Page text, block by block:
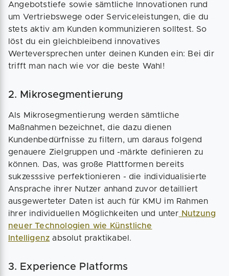
Angebotstiefe sowie sämtliche Innovationen rund
um Vertriebswege oder Serviceleistungen, die du
stets aktiv am Kunden kommunizieren solltest. So
löst du ein gleichbleibend innovatives
Werteversprechen unter deinen Kunden ein: Bei dir
trifft man nach wie vor die beste Wahl!
2. Mikrosegmentierung
Als Mikrosegmentierung werden sämtliche
Maßnahmen bezeichnet, die dazu dienen
Kundenbedürfnisse zu filtern, um daraus folgend
genauere Zielgruppen und -märkte definieren zu
können. Das, was große Plattformen bereits
sukzesssive perfektionieren - die individualisierte
Ansprache ihrer Nutzer anhand zuvor detailliert
ausgewerteter Daten ist auch für KMU im Rahmen
ihrer individuellen Möglichkeiten und unter Nutzung
neuer Technologien wie Künstliche
Intelligenz absolut praktikabel.
3. Experience Platforms